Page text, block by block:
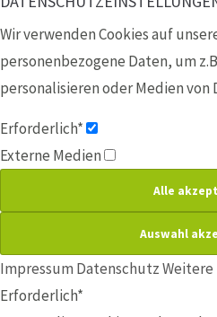
Wir verwenden Cookies auf
personenbezogene Daten, um
personalisieren oder Medien
Erforderlich*
Externe Medien
Impressum Datenschutz
Erforderlich*